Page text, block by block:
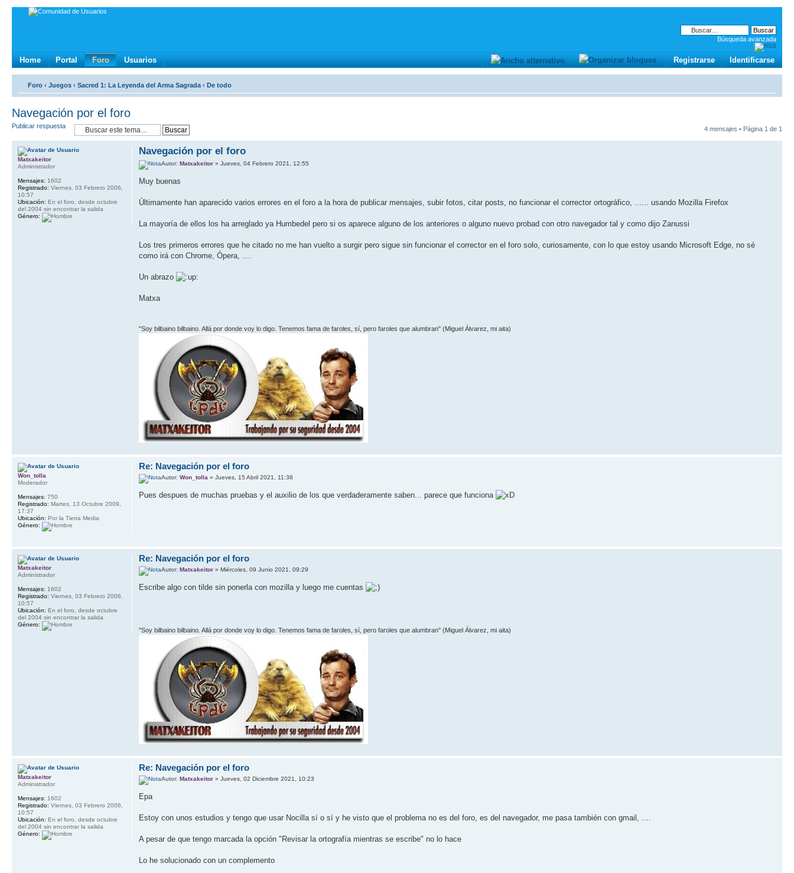
Búsqueda avanzada
Home Portal Foro Usuarios Identificarse
Registrarse
Foro ‹ Juegos ‹ Sacred 1: La Leyenda del Arma Sagrada ‹ De todo
Navegación por el foro
Publicar respuesta 4 mensajes • Página 1 de 1
Navegación por el foro
Autor:Matxakeitor » Jueves, 04 Febrero 2021, 12:55
Muy buenas
Últimamente han aparecido varios errores en el foro a la hora de publicar mensajes, subir fotos, citar posts, no funcionar el corrector ortográfico, ...... usando Mozilla Firefox
La mayoría de ellos los ha arreglado ya Humbedel pero si os aparece alguno de los anteriores o alguno nuevo probad con otro navegador tal y como dijo Zanussi
Los tres primeros errores que he citado no me han vuelto a surgir pero sigue sin funcionar el corrector en el foro solo, curiosamente, con lo que estoy usando Microsoft Edge, no sé
como irá con Chrome, Ópera, ....
Un abrazo
Matxa
"Soy bilbaino bilbaino. Allá por donde voy lo digo. Tenemos fama de faroles, sí­, pero faroles que alumbran" (Miguel Álvarez, mi aita)
Matxakeitor
Administrador
Mensajes: 1602
Registrado: Viernes, 03 Febrero 2006,
10:57
Ubicación: En el foro, desde octubre
del 2004 sin encontrar la salida
Género:
Re: Navegación por el foro
Autor:Won_tolla » Jueves, 15 Abril 2021, 11:38
Pues despues de muchas pruebas y el auxilio de los que verdaderamente saben... parece que funciona
Won_tolla
Moderador
Mensajes: 750
Registrado: Martes, 13 Octubre 2009,
17:37
Ubicación: Por la Tierra Media
Género:
Re: Navegación por el foro
Autor:Matxakeitor » Miércoles, 09 Junio 2021, 09:29
Escribe algo con tilde sin ponerla con mozilla y luego me cuentas
"Soy bilbaino bilbaino. Allá por donde voy lo digo. Tenemos fama de faroles, sí­, pero faroles que alumbran" (Miguel Álvarez, mi aita)
Matxakeitor
Administrador
Mensajes: 1602
Registrado: Viernes, 03 Febrero 2006,
10:57
Ubicación: En el foro, desde octubre
del 2004 sin encontrar la salida
Género:
Re: Navegación por el foro
Autor: Matxakeitor » Jueves, 02 Diciembre 2021, 10:23
Epa
Estoy con unos estudios y tengo que usar Nocilla sí o sí y he visto que el problema no es del foro, es del navegador, me pasa también con gmail, ....
A pesar de que tengo marcada la opción "Revisar la ortografía mientras se escribe" no lo hace
Lo he solucionado con un complemento
Matxakeitor
Administrador
Mensajes: 1602
Registrado: Viernes, 03 Febrero 2006,
10:57
Ubicación: En el foro, desde octubre
del 2004 sin encontrar la salida
Género: